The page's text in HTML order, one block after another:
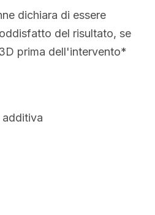
dichiara di essere
del risultato, se
prima dell'intervento*